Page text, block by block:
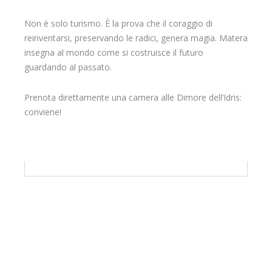
Non è solo turismo. È la prova che il coraggio di
reinventarsi, preservando le radici, genera magia. Matera
insegna al mondo come si costruisce il futuro
guardando al passato.
Prenota direttamente una camera alle Dimore dell’Idris:
conviene!